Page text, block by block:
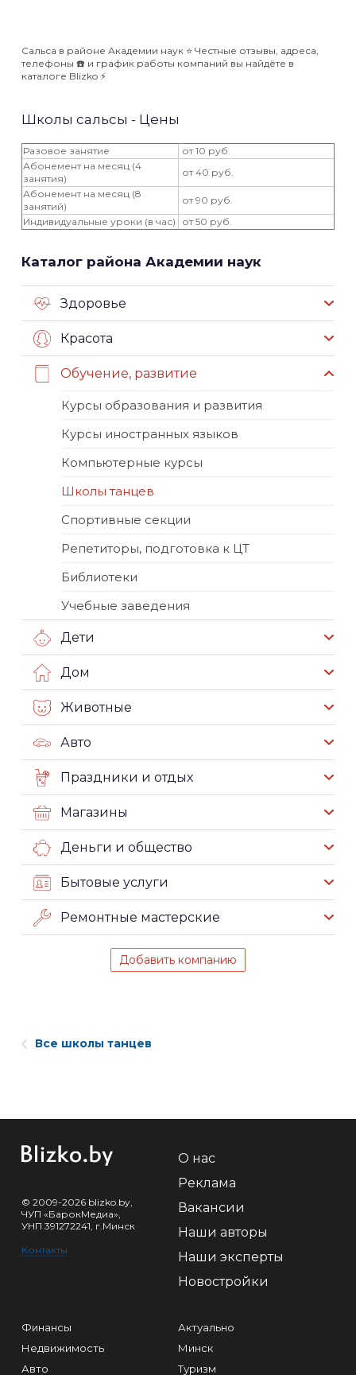
Сальса в районе Академии наук ⭐️ Честные отзывы, адреса,
телефоны ☎️ и график работы компаний вы найдёте в
каталоге Blizko ⚡️
Школы сальсы - Цены
Разовое занятие
от 10 руб.
Абонемент на месяц (4
занятия)
от 40 руб.
Абонемент на месяц (8
занятий)
от 90 руб.
Индивидуальные уроки (в час)
от 50 руб.
Каталог района Академии наук
Здоровье
Красота
Обучение, развитие
Курсы образования и развития
Курсы иностранных языков
Компьютерные курсы
Школы танцев
Спортивные секции
Репетиторы, подготовка к ЦТ
Библиотеки
Учебные заведения
Дети
Дом
Животные
Авто
Праздники и отдых
Магазины
Деньги и общество
Бытовые услуги
Ремонтные мастерские
Добавить компанию
Все школы танцев
© 2009-2026 blizko.by,
ЧУП «БарокМедиа»,
УНП 391272241, г.Минск
Контакты
О нас
Реклама
Вакансии
Наши авторы
Наши эксперты
Новостройки
Финансы
Недвижимость
Авто
Актуально
Минск
Туризм